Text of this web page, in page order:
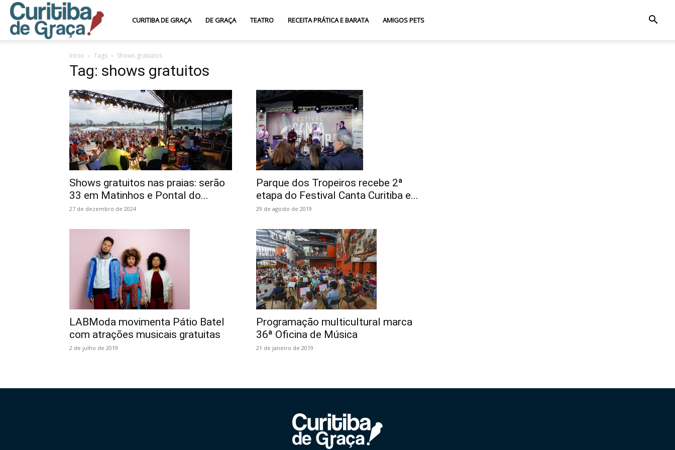
Curitiba
de
Graça
CURITIBA DE GRAÇA DE GRAÇA TEATRO RECEITA PRÁTICA E BARATA AMIGOS PETS
Início Tags Shows gratuitos
Tag: shows gratuitos
Shows gratuitos nas praias: serão
33 em Matinhos e Pontal do...
27 de dezembro de 2024
Parque dos Tropeiros recebe 2ª
etapa do Festival Canta Curitiba e...
29 de agosto de 2019
LABModa movimenta Pátio Batel
com atrações musicais gratuitas
2 de julho de 2019
Programação multicultural marca
36ª Oficina de Música
21 de janeiro de 2019